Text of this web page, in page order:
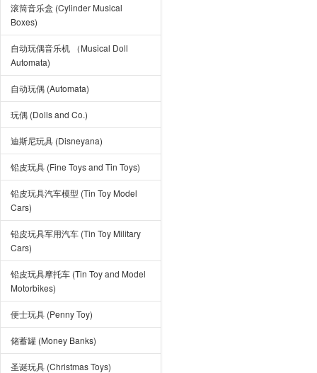
滚筒音乐盒 (Cylinder Musical
Boxes)
自动玩偶音乐机 （Musical Doll
Automata)
自动玩偶 (Automata)
玩偶 (Dolls and Co.)
迪斯尼玩具 (Disneyana)
铅皮玩具 (Fine Toys and Tin Toys)
铅皮玩具汽车模型 (Tin Toy Model
Cars)
铅皮玩具军用汽车 (Tin Toy Military
Cars)
铅皮玩具摩托车 (Tin Toy and Model
Motorbikes)
便士玩具 (Penny Toy)
储蓄罐 (Money Banks)
圣诞玩具 (Christmas Toys)